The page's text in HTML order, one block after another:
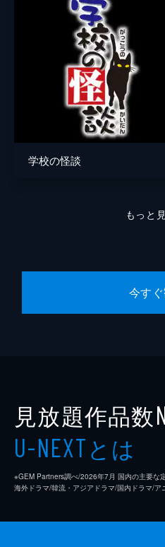
学校の怪談
もっと
今す
見放題作品数
U-NEXTとは
※GEM Partners調べ/2026年7⽉ 国内の主要な
海外ドラマ/韓流・アジアドラマ/国内ドラマ/ア